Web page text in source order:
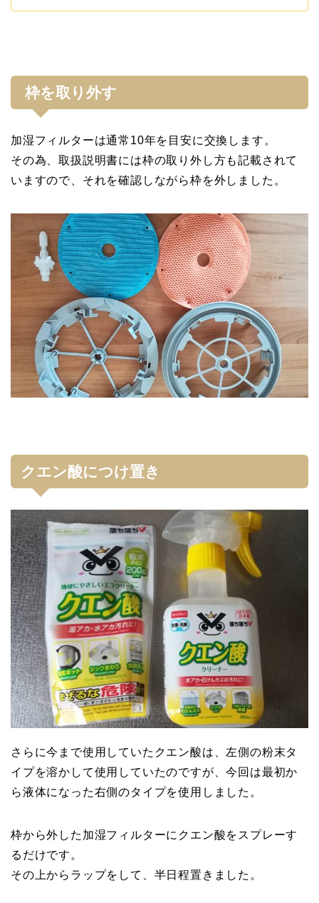
枠を取り外す
加湿フィルターは通常10年を目安に交換します。
その為、取扱説明書には枠の取り外し方も記載されて
いますので、それを確認しながら枠を外しました。
クエン酸につけ置き
さらに今まで使用していたクエン酸は、左側の粉末タ
イプを溶かして使用していたのですが、今回は最初か
ら液体になった右側のタイプを使用しました。
枠から外した加湿フィルターにクエン酸をスプレーす
るだけです。
その上からラップをして、半日程置きました。